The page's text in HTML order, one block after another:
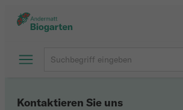
Kontaktieren Sie uns